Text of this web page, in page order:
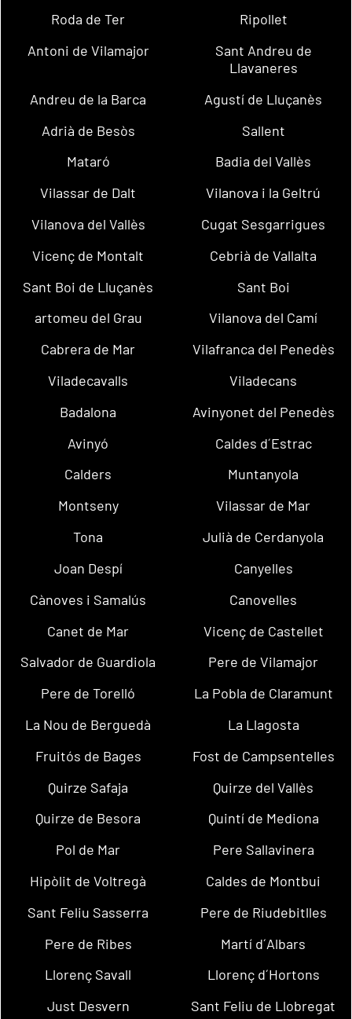
Roda de Ter
Ripollet
Antoni de Vilamajor
Sant Andreu de
Llavaneres
Andreu de la Barca
Agustí de Lluçanès
Adrià de Besòs
Sallent
Mataró
Badia del Vallès
Vilassar de Dalt
Vilanova i la Geltrú
Vilanova del Vallès
Cugat Sesgarrigues
Vicenç de Montalt
Cebrià de Vallalta
Sant Boi de Lluçanès
Sant Boi
artomeu del Grau
Vilanova del Camí
Cabrera de Mar
Vilafranca del Penedès
Viladecavalls
Viladecans
Badalona
Avinyonet del Penedès
Avinyó
Caldes d´Estrac
Calders
Muntanyola
Montseny
Vilassar de Mar
Tona
Julià de Cerdanyola
Joan Despí
Canyelles
Cànoves i Samalús
Canovelles
Canet de Mar
Vicenç de Castellet
Salvador de Guardiola
Pere de Vilamajor
Pere de Torelló
La Pobla de Claramunt
La Nou de Berguedà
La Llagosta
Fruitós de Bages
Fost de Campsentelles
Quirze Safaja
Quirze del Vallès
Quirze de Besora
Quintí de Mediona
Pol de Mar
Pere Sallavinera
Hipòlit de Voltregà
Caldes de Montbui
Sant Feliu Sasserra
Pere de Riudebitlles
Pere de Ribes
Martí d´Albars
Llorenç Savall
Llorenç d´Hortons
Just Desvern
Sant Feliu de Llobregat